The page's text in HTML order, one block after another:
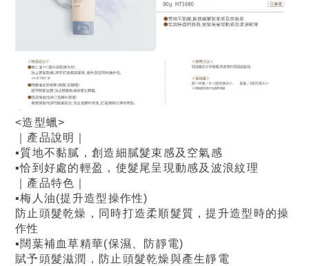
<造型蠟>
｜產品說明｜
▪️質地不黏膩，創造細膩髮束感及空氣感
▪️恰到好處的輕盈，使髮尾呈現動感及波浪紋理
｜產品特色｜
▪️梅人油(提升造型操作性)
防止頭髮乾燥，同時打造柔順髮質，提升造型時的操
作性
▪️闊葉補血草精華(保濕、防靜電)
賦予頭髮滋潤，防止頭髮乾燥與產生靜電